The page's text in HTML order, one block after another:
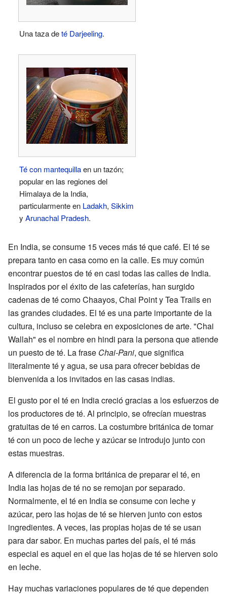
Una taza deté Darjeeling.
Té con mantequillaen un tazón;
popular en las regiones del
Himalaya de la India,
particularmente en Ladakh, Sikkim
y Arunachal Pradesh.
En India, se consume 15 veces más té que café. El té se
prepara tanto en casa como en la calle. Es muy común
encontrar puestos de té en casi todas las calles de India.
Inspirados por el éxito de las cafeterías, han surgido
cadenas de té como Chaayos, Chai Point y Tea Trails en
las grandes ciudades. El té es una parte importante de la
cultura, incluso se celebra en exposiciones de arte. "Chai
Wallah" es el nombre en hindi para la persona que atiende
un puesto de té. La frase Chai-Pani, que significa
literalmente té y agua, se usa para ofrecer bebidas de
bienvenida a los invitados en las casas indias.
El gusto por el té en India creció gracias a los esfuerzos de
los productores de té. Al principio, se ofrecían muestras
gratuitas de té en carros. La costumbre británica de tomar
té con un poco de leche y azúcar se introdujo junto con
estas muestras.
A diferencia de la forma británica de preparar el té, en
India las hojas de té no se remojan por separado.
Normalmente, el té en India se consume con leche y
azúcar, pero las hojas de té se hierven junto con estos
ingredientes. A veces, las propias hojas de té se usan
para dar sabor. En muchas partes del país, el té más
especial es aquel en el que las hojas de té se hierven solo
en leche.
Hay muchas variaciones populares de té que dependen